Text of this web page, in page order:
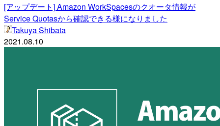
[アップデート] Amazon WorkSpacesのクオータ情報が
Service Quotasから確認できる様になりました
Takuya Shibata
2021.08.10